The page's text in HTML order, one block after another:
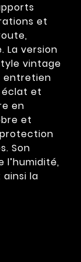
et
La version
vintage
entretien
éclat et
en
et
Son
l’humidité,
la